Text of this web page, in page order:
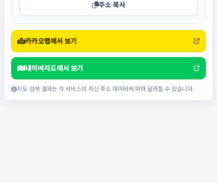
주소 복사
카카오맵에서 보기
네이버지도에서 보기
지도 검색 결과는 각 서비스의 최신 주소 데이터에 따라 달라질 수 있습니다.